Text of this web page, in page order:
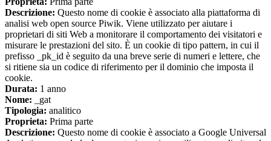
Descrizione: Questo nome di cookie è associato alla piattaforma di
analisi web open source Piwik. Viene utilizzato per aiutare i
proprietari di siti Web a monitorare il comportamento dei visitatori e
misurare le prestazioni del sito. È un cookie di tipo pattern, in cui il
prefisso _pk_id è seguito da una breve serie di numeri e lettere, che
si ritiene sia un codice di riferimento per il dominio che imposta il
cookie.
Durata: 1 anno
Nome: _gat
Tipologia: analitico
Proprieta: Prima parte
Descrizione: Questo nome di cookie è associato a Google Universal